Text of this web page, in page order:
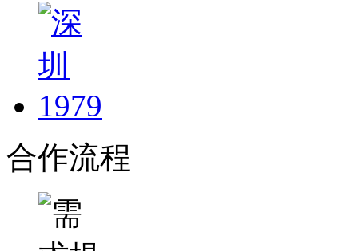
合作流程